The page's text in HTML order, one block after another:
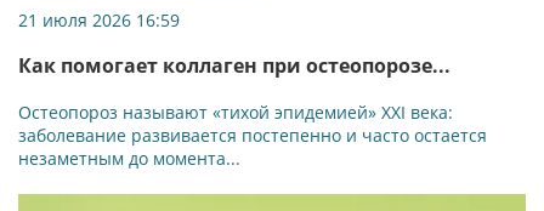
21 июля 2026 16:59
Как помогает коллаген при остеопорозе...
Остеопороз называют «тихой эпидемией» XXI века:
заболевание развивается постепенно и часто остается
незаметным до момента...